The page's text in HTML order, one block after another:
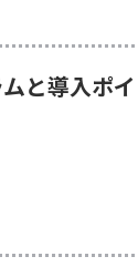
と導入ポイ